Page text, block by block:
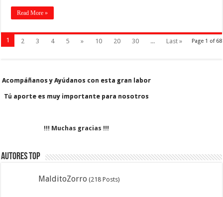
Read More »
Page 1 of 68
1 2 3 4 5 » 10 20 30 ... Last »
Acompáñanos y Ayúdanos con esta gran labor
Acompáñanos y Ayúdanos con esta gran labor
Tú aporte es muy importante para nosotros
Tú aporte es muy importante para nosotros
!!! Muchas gracias !!!
Autores Top
MalditoZorro (218 Posts)